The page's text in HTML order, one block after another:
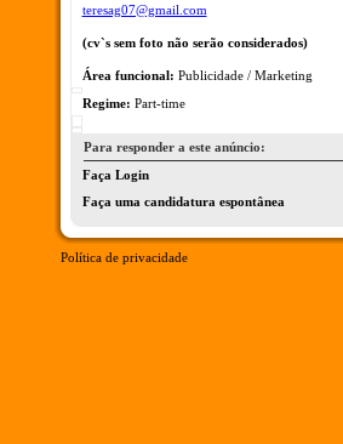
teresag07@gmail.com
(cv`s sem foto não serão considerados)
Área funcional: Publicidade / Marketing
Regime: Part-time
Para responder a este anúncio:
Faça Login
Faça uma candidatura espontânea
Política de privacidade